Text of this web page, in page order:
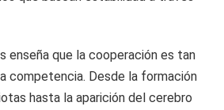
enseña que la cooperación es tan
competencia. Desde la formación
hasta la aparición del cerebro